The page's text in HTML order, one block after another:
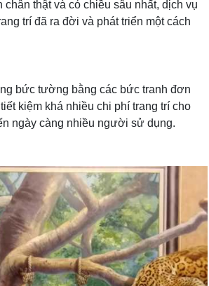
chân thật và có chiều sâu nhất, dịch vụ
trí đã ra đời và phát triển một cách
bức tường bằng các bức tranh đơn
kiệm khá nhiều chi phí trang trí cho
ngày càng nhiều người sử dụng.